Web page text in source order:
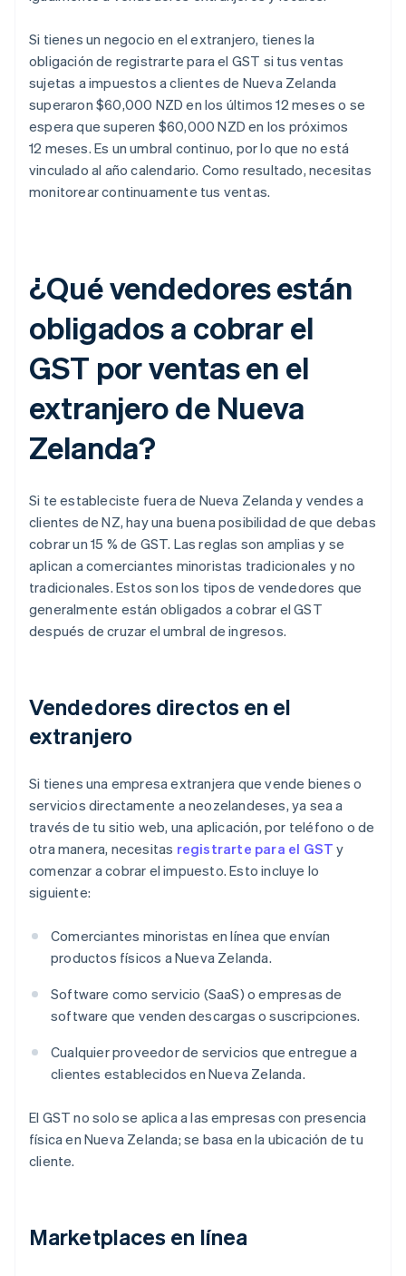
Si tienes un negocio en el extranjero, tienes la
obligación de registrarte para el GST si tus ventas
sujetas a impuestos a clientes de Nueva Zelanda
superaron $60,000 NZD en los últimos 12 meses o se
espera que superen $60,000 NZD en los próximos
12 meses. Es un umbral continuo, por lo que no está
vinculado al año calendario. Como resultado, necesitas
monitorear continuamente tus ventas.
¿Qué vendedores están
obligados a cobrar el
GST por ventas en el
extranjero de Nueva
Zelanda?
Si te estableciste fuera de Nueva Zelanda y vendes a
clientes de NZ, hay una buena posibilidad de que debas
cobrar un 15 % de GST. Las reglas son amplias y se
aplican a comerciantes minoristas tradicionales y no
tradicionales. Estos son los tipos de vendedores que
generalmente están obligados a cobrar el GST
después de cruzar el umbral de ingresos.
Vendedores directos en el
extranjero
Si tienes una empresa extranjera que vende bienes o
servicios directamente a neozelandeses, ya sea a
través de tu sitio web, una aplicación, por teléfono o de
otra manera, necesitas registrarte para el GST y
comenzar a cobrar el impuesto. Esto incluye lo
siguiente:
Comerciantes minoristas en línea que envían
productos físicos a Nueva Zelanda.
Software como servicio (SaaS) o empresas de
software que venden descargas o suscripciones.
Cualquier proveedor de servicios que entregue a
clientes establecidos en Nueva Zelanda.
El GST no solo se aplica a las empresas con presencia
física en Nueva Zelanda; se basa en la ubicación de tu
cliente.
Marketplaces en línea